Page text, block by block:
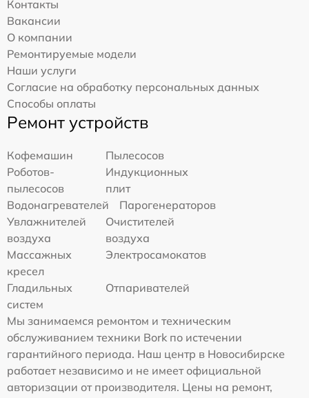
Контакты
Вакансии
О компании
Ремонтируемые модели
Наши услуги
Согласие на обработку персональных данных
Способы оплаты
Ремонт устройств
Кофемашин
Пылесосов
Роботов-
пылесосов
Индукционных
плит
Водонагревателей
Парогенераторов
Увлажнителей
воздуха
Очистителей
воздуха
Массажных
кресел
Электросамокатов
Гладильных
систем
Отпаривателей
Мы занимаемся ремонтом и техническим
обслуживанием техники Bork по истечении
гарантийного периода. Наш центр в Новосибирске
работает независимо и не имеет официальной
авторизации от производителя. Цены на ремонт,